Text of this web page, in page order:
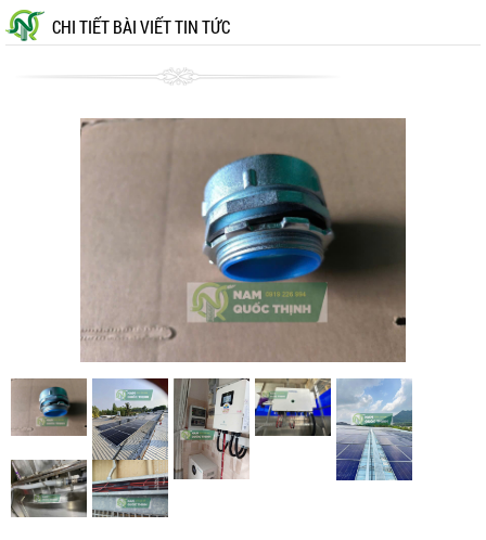
CHI TIẾT BÀI VIẾT TIN TỨC